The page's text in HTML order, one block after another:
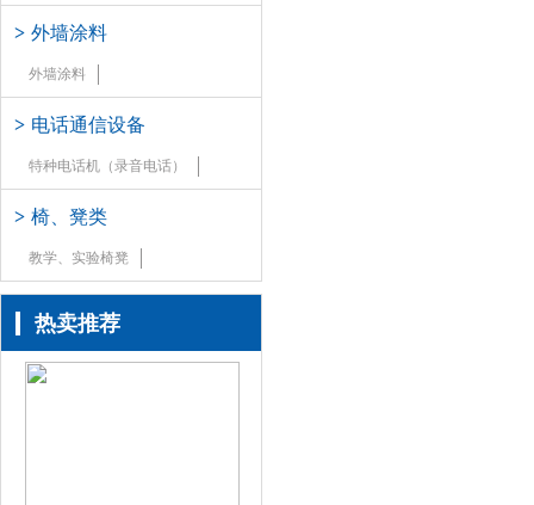
> 外墙涂料
外墙涂料
> 电话通信设备
特种电话机（录音电话）
> 椅、凳类
教学、实验椅凳
热卖推荐